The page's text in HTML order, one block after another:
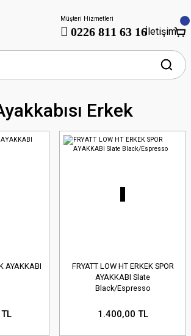
Müşteri Hizmetleri
0226 811 63 16İletişim
Erkek
AYAKKABI
FRYATT LOW HT ERKEK SPOR
AYAKKABI Slate
Black/Espresso
1.400,00 TL